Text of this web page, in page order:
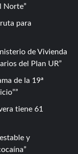
Norte
para
de Vivienda
del Plan UR
de la 19ª
tiene 61
y